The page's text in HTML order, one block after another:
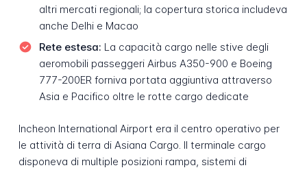
altri mercati regionali; la copertura storica includeva
anche Delhi e Macao
Rete estesa: La capacità cargo nelle stive degli
aeromobili passeggeri Airbus A350-900 e Boeing
777-200ER forniva portata aggiuntiva attraverso
Asia e Pacifico oltre le rotte cargo dedicate
Incheon International Airport era il centro operativo per
le attività di terra di Asiana Cargo. Il terminale cargo
disponeva di multiple posizioni rampa, sistemi di